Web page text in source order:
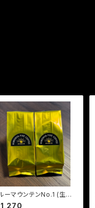
ーマウンテンNo.1 (生豆6